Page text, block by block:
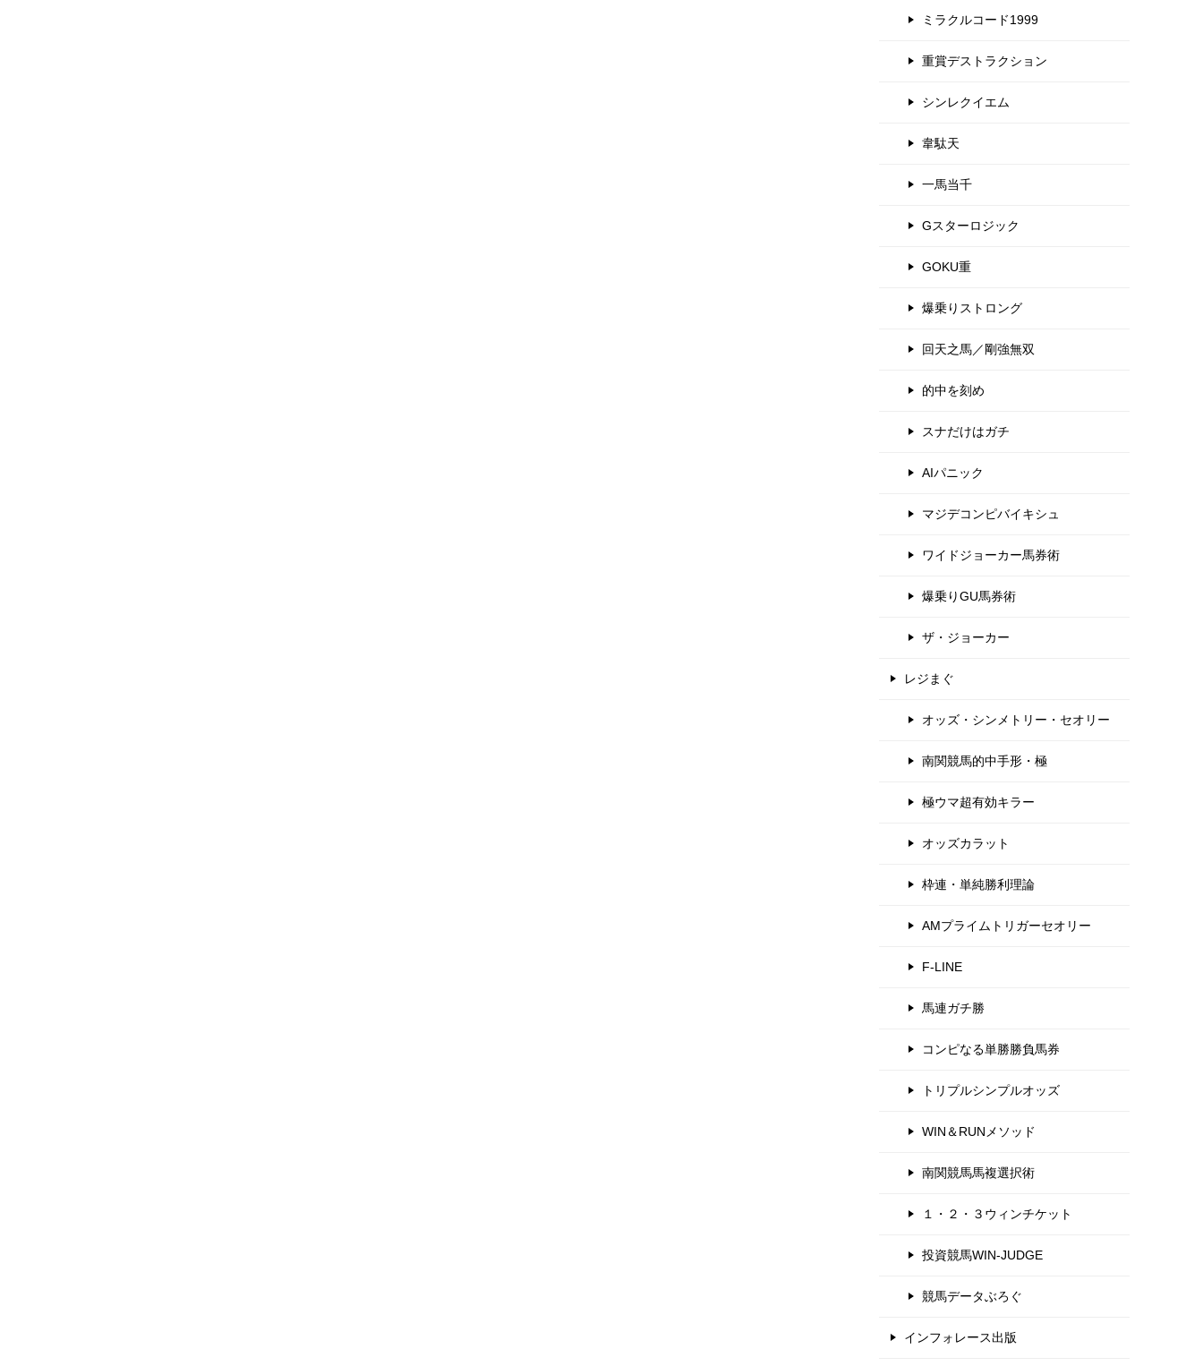
ミラクルコード1999
重賞デストラクション
シンレクイエム
韋駄天
一馬当千
Gスターロジック
GOKU重
爆乗りストロング
回天之馬／剛強無双
的中を刻め
スナだけはガチ
AIパニック
マジデコンピバイキシュ
ワイドジョーカー馬券術
爆乗りGU馬券術
ザ・ジョーカー
レジまぐ
オッズ・シンメトリー・セオリー
南関競馬的中手形・極
極ウマ超有効キラー
オッズカラット
枠連・単純勝利理論
AMプライムトリガーセオリー
F-LINE
馬連ガチ勝
コンピなる単勝勝負馬券
トリプルシンプルオッズ
WIN＆RUNメソッド
南関競馬馬複選択術
１・２・３ウィンチケット
投資競馬WIN-JUDGE
競馬データぶろぐ
インフォレース出版